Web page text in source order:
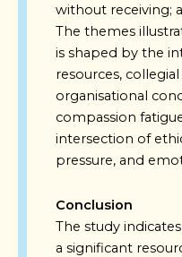
without receiving;
The themes
is shaped by the
resources,
organisational
compassion
intersection of
pressure, and
Conclusion
The study
a significant